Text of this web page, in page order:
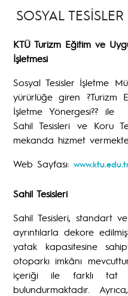
SOSYAL TESİSLER
KTÜ Turizm Eğitim ve
İşletmesi
Sosyal Tesisler İşletme
yürürlüğe giren ?Turizm
İşletme Yönergesi?? ile
Sahil Tesisleri ve Koru
mekanda hizmet
Web Sayfası:
Sahil Tesisleri
Sahil Tesisleri, standart
ayrıntılarla dekore
yatak kapasitesine
otoparkı imkânı
içeriği ile farklı tat
bulundurmaktadır.